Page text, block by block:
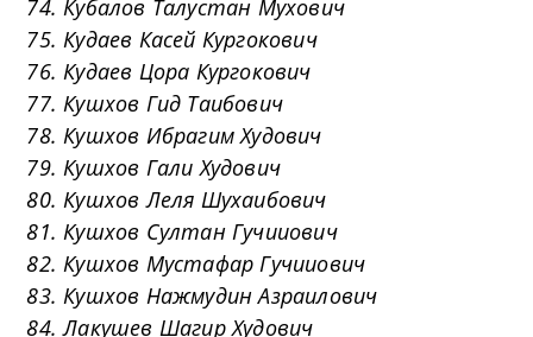
74. Кубалов Талустан Мухович
75. Кудаев Касей Кургокович
76. Кудаев Цора Кургокович
77. Кушхов Гид Таибович
78. Кушхов Ибрагим Худович
79. Кушхов Гали Худович
80. Кушхов Леля Шухаибович
81. Кушхов Султан Гучииович
82. Кушхов Мустафар Гучииович
83. Кушхов Нажмудин Азраилович
84. Лакушев Шагир Худович